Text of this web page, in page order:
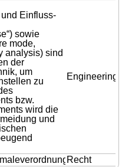
Einfluss-
sowie
mode,
analysis) sind
der
um
zu
bzw.
wird die
und
Engineering
Recht